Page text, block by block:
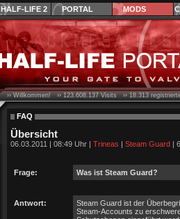
HALF-LIFE 2 PORTAL MODS
›› Willkommen! ››123.608.137Visits ››18.313
FAQ
Übersicht
06.03.2011 | 08:49 Uhr | Trineas | Steam Guard |
Frage: Was ist Steam Guard?
Antwort:
Steam Guard ist der
Steam-Accounts zu